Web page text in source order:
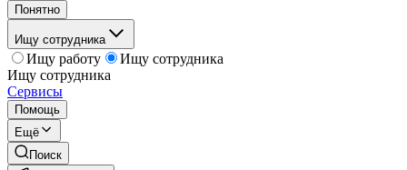
Понятно
Ищу сотрудника
Ищу работу
Ищу сотрудника
Ищу сотрудника
Сервисы
Помощь
Ещё
Поиск